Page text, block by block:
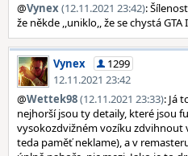
@Vynex(12.11.2021 23:42):
že někde ,,uniklo,, že se chystá
Vynex
1299
12.11.2021 23:42
@Wettek98(12.11.2021 23:33): Já
nejhorší jsou ty detaily, které jsou
vysokozdvižném vozíku zdvihnout
teda paměť neklame), a v